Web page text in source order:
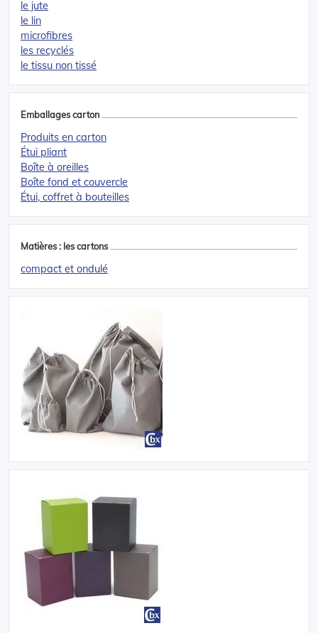
le jute
le lin
microfibres
les recyclés
le tissu non tissé
Emballages carton
Produits en carton
Étui pliant
Boîte à oreilles
Boîte fond et couvercle
Étui, coffret à bouteilles
Matières : les cartons
compact et ondulé